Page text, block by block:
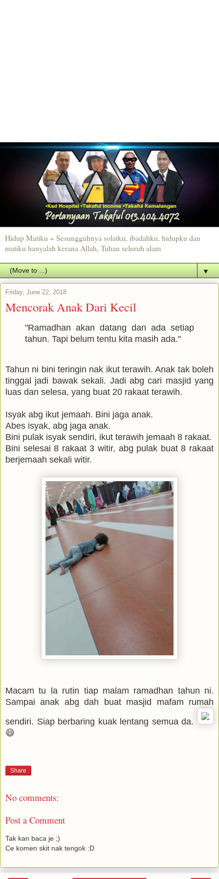
Hidup Matiku ~ Sesungguhnya solatku, ibadahku, hidupku dan
matiku hanyalah kerana Allah, Tuhan seluruh alam
▼
Friday, June 22, 2018
Mencorak Anak Dari Kecil
"Ramadhan akan datang dan ada setiap
tahun. Tapi belum tentu kita masih ada."
Tahun ni bini teringin nak ikut terawih. Anak tak boleh
tinggal jadi bawak sekali. Jadi abg cari masjid yang
luas dan selesa, yang buat 20 rakaat terawih.
Isyak abg ikut jemaah. Bini jaga anak.
Abes isyak, abg jaga anak.
Bini pulak isyak sendiri, ikut terawih jemaah 8 rakaat.
Bini selesai 8 rakaat 3 witir, abg pulak buat 8 rakaat
berjemaah sekali witir.
Macam tu la rutin tiap malam ramadhan tahun ni.
Sampai anak abg dah buat masjid mafam rumah
sendiri. Siap berbaring kuak lentang semua da.
😄
Share
No comments:
Post a Comment
Tak kan baca je ;)
Ce komen skit nak tengok :D